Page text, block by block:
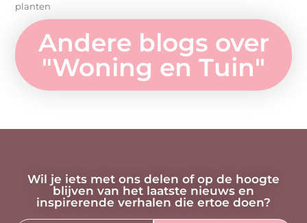
planten
Andere blogs over
"Woning en Tuin"
Wil je iets met ons delen of op de hoogte
blijven van het laatste nieuws en
inspirerende verhalen die ertoe doen?